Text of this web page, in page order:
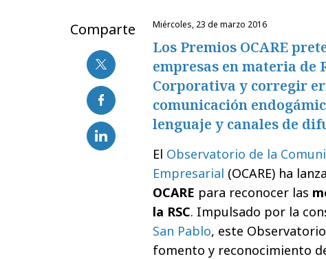
Comparte miércoles, 23 de marzo 2016
Los Premios OCARE
empresas en materia de
Corporativa y corregir
comunicación
lenguaje y canales de
El Observatorio de la
Empresarial (OCARE) ha
OCARE para reconocer las
la RSC. Impulsado por la
San Pablo, este
fomento y reconocimiento